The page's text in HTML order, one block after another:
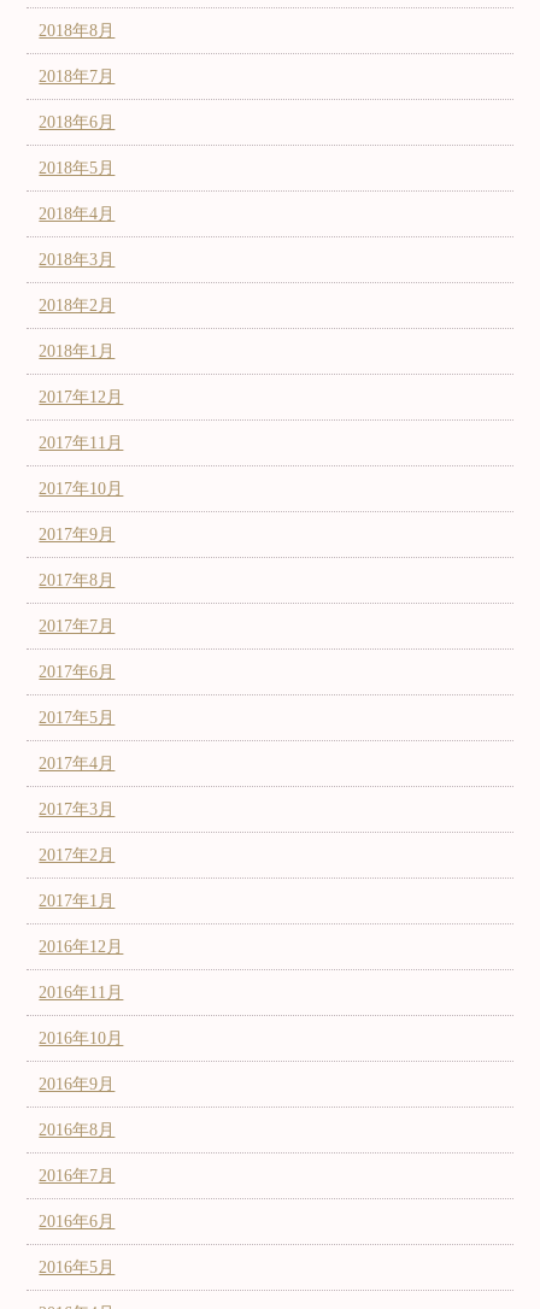
2018年8月
2018年7月
2018年6月
2018年5月
2018年4月
2018年3月
2018年2月
2018年1月
2017年12月
2017年11月
2017年10月
2017年9月
2017年8月
2017年7月
2017年6月
2017年5月
2017年4月
2017年3月
2017年2月
2017年1月
2016年12月
2016年11月
2016年10月
2016年9月
2016年8月
2016年7月
2016年6月
2016年5月